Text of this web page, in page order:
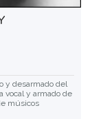
y desarmado del
vocal y armado de
músicos